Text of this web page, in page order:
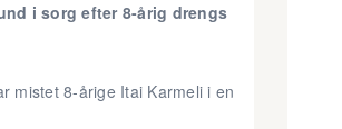
i sorg efter 8-årig drengs
mistet 8-årige Itai Karmeli i en